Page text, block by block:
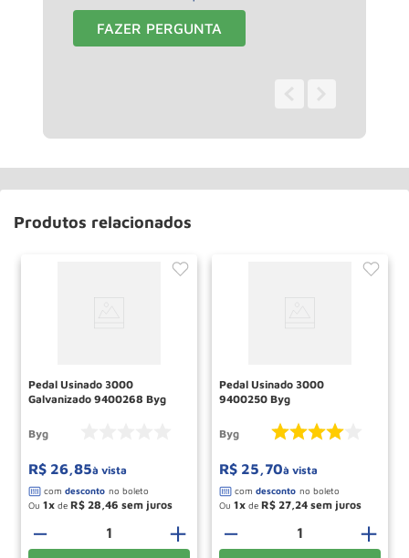
FAZER PERGUNTA
Produtos relacionados
Pedal Usinado 3000
Galvanizado 9400268 Byg
Byg
R$ 26,85à vista
Ou 1 de R$ 28,46
＋
－
Pedal Usinado 3000
9400250 Byg
Byg
R$ 25,70à vista
Ou 1 de R$ 27,24
＋
－